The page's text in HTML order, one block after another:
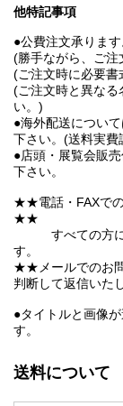
他特記事項
●公費注文承ります
(勝手ながら、ご注
(ご注文時に必要書
(ご注文時と異なる
い。)
●海外配送につい
下さい。(送料実費
●店頭・展覧会販
下さい。
★★電話・FAXでの
★★
すべての方にメ
す。
★★メールでのお
判断して返信いた
●タイトルと画像
す。
送料について